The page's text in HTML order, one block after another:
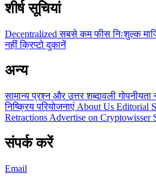
शीर्ष सूचियां
Decentralizedसबसे कम फीसनिःशुल्क
नहींक्रिप्टो दुकानें
अन्य
सामान्य प्रश्न और उत्तरशब्दावलीगोपनीयता
निष्क्रिय परियोजनाएं About Us Editorial
Retractions Advertise on Cryptowisser
संपर्क करें
Email